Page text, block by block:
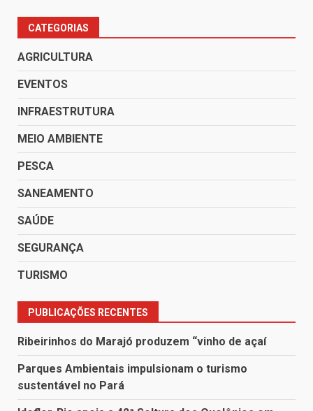
CATEGORIAS
AGRICULTURA
EVENTOS
INFRAESTRUTURA
MEIO AMBIENTE
PESCA
SANEAMENTO
SAÚDE
SEGURANÇA
TURISMO
PUBLICAÇÕES RECENTES
Ribeirinhos do Marajó produzem “vinho de açaí
Parques Ambientais impulsionam o turismo
sustentável no Pará